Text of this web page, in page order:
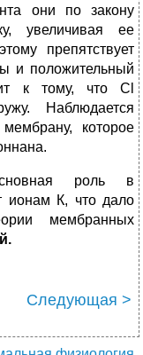
они по закону
увеличивая ее
препятствует
и положительный
к тому, что Cl
Наблюдается
которое
роль в
ионам К, что дало
мембранных
Следующая >